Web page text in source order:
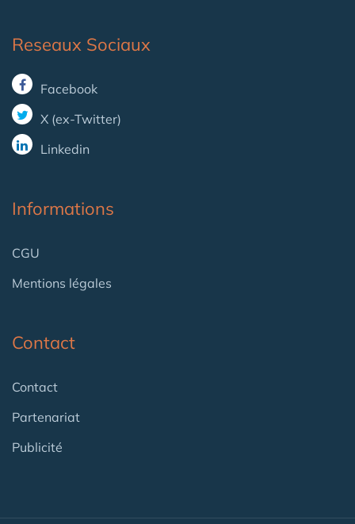
Reseaux Sociaux
Facebook
X (ex-Twitter)
Linkedin
Informations
CGU
Mentions légales
Contact
Contact
Partenariat
Publicité